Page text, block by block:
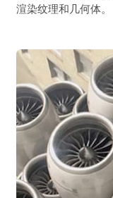
渲染纹理和几何体。